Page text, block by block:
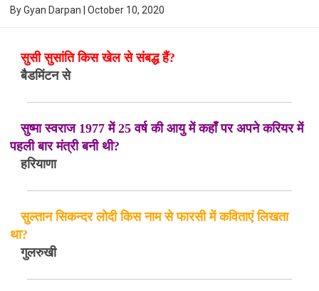
ByGyan Darpan October 10, 2020
सुसी सुसांति किस खेल से संबद्ध हैं?
बैडमिंटन से
सुष्मा स्वराज 1977 में 25 वर्ष की आयु में कहाँ पर अपने करियर में
पहली बार मंत्री बनी थी?
हरियाणा
सुल्तान सिकन्दर लोदी किस नाम से फारसी में कविताएं लिखता
था?
गुलरुखी